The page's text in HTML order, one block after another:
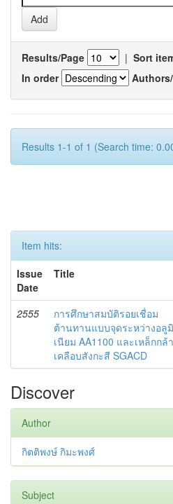
Results/Page | Sort
In order
Results 1-1 of 1 (Search time:
Item hits:
Issue
Date
Title
2555
การศึกษาสมบัติรอยเชื่อม
ต้านทานแบบจุดระหว่างอลูมิ
เนียม AA1100 และเหล็กกล้า
เคลือบสังกะสี SGACD
Discover
Author
กิตติพงษ์ กิมะพงศ์
Subject